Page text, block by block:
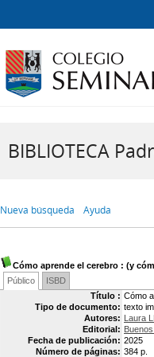
BIBLIOTECA
Nueva búsqueda Ayuda
Cómo aprende el cerebro : (y
Público
ISBD
Título : Cómo
Tipo de documento: texto
Autores: Laura
Editorial:
Fecha de publicación: 2025
Número de páginas: 384 p.